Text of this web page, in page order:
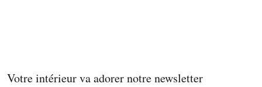
Votre intérieur va adorer notre newsletter